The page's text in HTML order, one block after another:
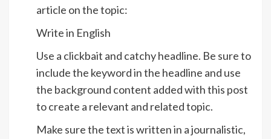
article on the topic:
Write in English
Use a clickbait and catchy headline. Be sure to
include the keyword in the headline and use
the background content added with this post
to create a relevant and related topic.
Make sure the text is written in a journalistic,